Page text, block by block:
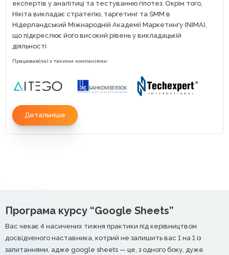
експертів у аналітиці та тестуванню гіпотез. Окрім того,
Нікіта викладає стратегію, таргетинг та SMM в
Нідерландський Міжнародній Академії Маркетингу (NIMA),
що підкреслює його високий рівень у викладацькій
діяльності
Працював(ла) з такими компаніями:
Детальніше
Програма курсу “Google Sheets”
Вас чекає 4 насичених тижня практики під керівництвом
досвідченого наставника, котрий не залишить вас 1 на 1 із
запитаннями, адже google sheets — це, з одного боку, дуже